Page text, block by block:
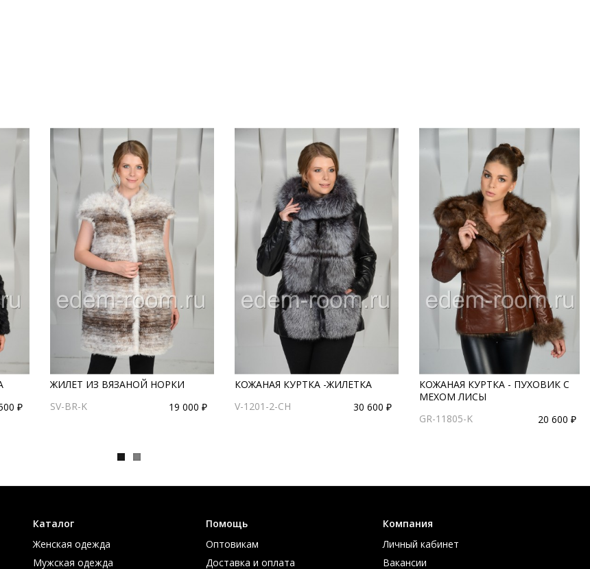
₽
ЖИЛЕТ ИЗ ВЯЗАНОЙ НОРКИ
SV-BR-K
19 000 ₽
КОЖАНАЯ КУРТКА -ЖИЛЕТКА
V-1201-2-CH
30 600 ₽
КОЖАНАЯ КУРТКА - ПУХОВИК С
МЕХОМ ЛИСЫ
GR-11805-K
20 600 ₽
Каталог
Женская одежда
Мужская одежда
Помощь
Оптовикам
Доставка и оплата
Компания
Личный кабинет
Вакансии